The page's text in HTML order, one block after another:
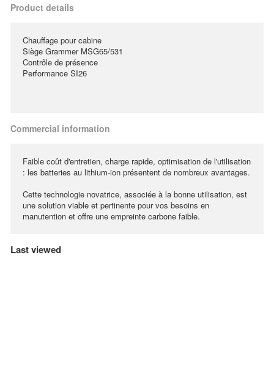
Product details
Chauffage pour cabine
Siège Grammer MSG65/531
Contrôle de présence
Performance SI26
Commercial information
Faible coût d'entretien, charge rapide, optimisation de l'utilisation
: les batteries au lithium-ion présentent de nombreux avantages.
Cette technologie novatrice, associée à la bonne utilisation, est
une solution viable et pertinente pour vos besoins en
manutention et offre une empreinte carbone faible.
Last viewed